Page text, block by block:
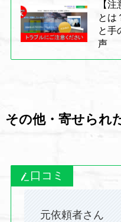
【
とは
と手
声
その他・寄せられ
口コミ
元依頼者さん